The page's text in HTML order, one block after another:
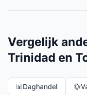
Vergelijk
Trinidad en
📊 Daghandel 💱